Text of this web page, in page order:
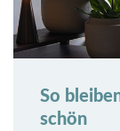
So
schön